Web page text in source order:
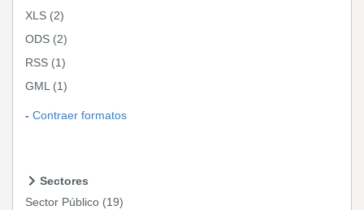
XLS (2)
ODS (2)
RSS (1)
GML (1)
Contraer formatos
Sectores
Sector Público (19)